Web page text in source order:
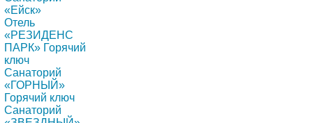
«Ейск»
Отель
«РЕЗИДЕНС
ПАРК» Горячий
ключ
Санаторий
«ГОРНЫЙ»
Горячий ключ
Санаторий